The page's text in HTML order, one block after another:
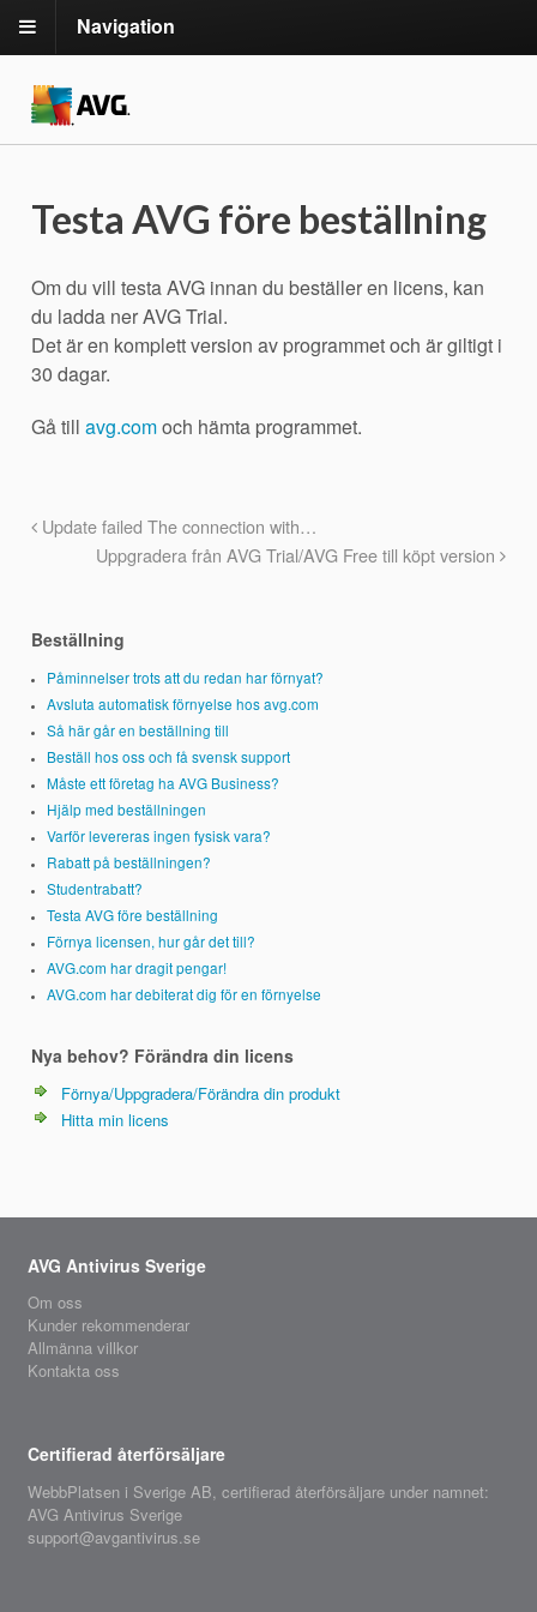
Navigation
Testa AVG före beställning
Om du vill testa AVG innan du beställer en licens, kan
du ladda ner AVG Trial.
Det är en komplett version av programmet och är giltigt i
30 dagar.
Gå till avg.comoch hämta programmet.
Update failed The connection with…
Uppgradera från AVG Trial/AVG Free till köpt version
Beställning
Påminnelser trots att du redan har förnyat?
Avsluta automatisk förnyelse hos avg.com
Så här går en beställning till
Beställ hos oss och få svensk support
Måste ett företag ha AVG Business?
Hjälp med beställningen
Varför levereras ingen fysisk vara?
Rabatt på beställningen?
Studentrabatt?
Testa AVG före beställning
Förnya licensen, hur går det till?
AVG.com har dragit pengar!
AVG.com har debiterat dig för en förnyelse
Nya behov? Förändra din licens
Förnya/Uppgradera/Förändra din produkt
Hitta min licens
AVG Antivirus Sverige
Om oss
Kunder rekommenderar
Allmänna villkor
Kontakta oss
Certifierad återförsäljare
WebbPlatsen i Sverige AB, certifierad återförsäljareunder namnet:
AVG Antivirus Sverige
support@avgantivirus.se